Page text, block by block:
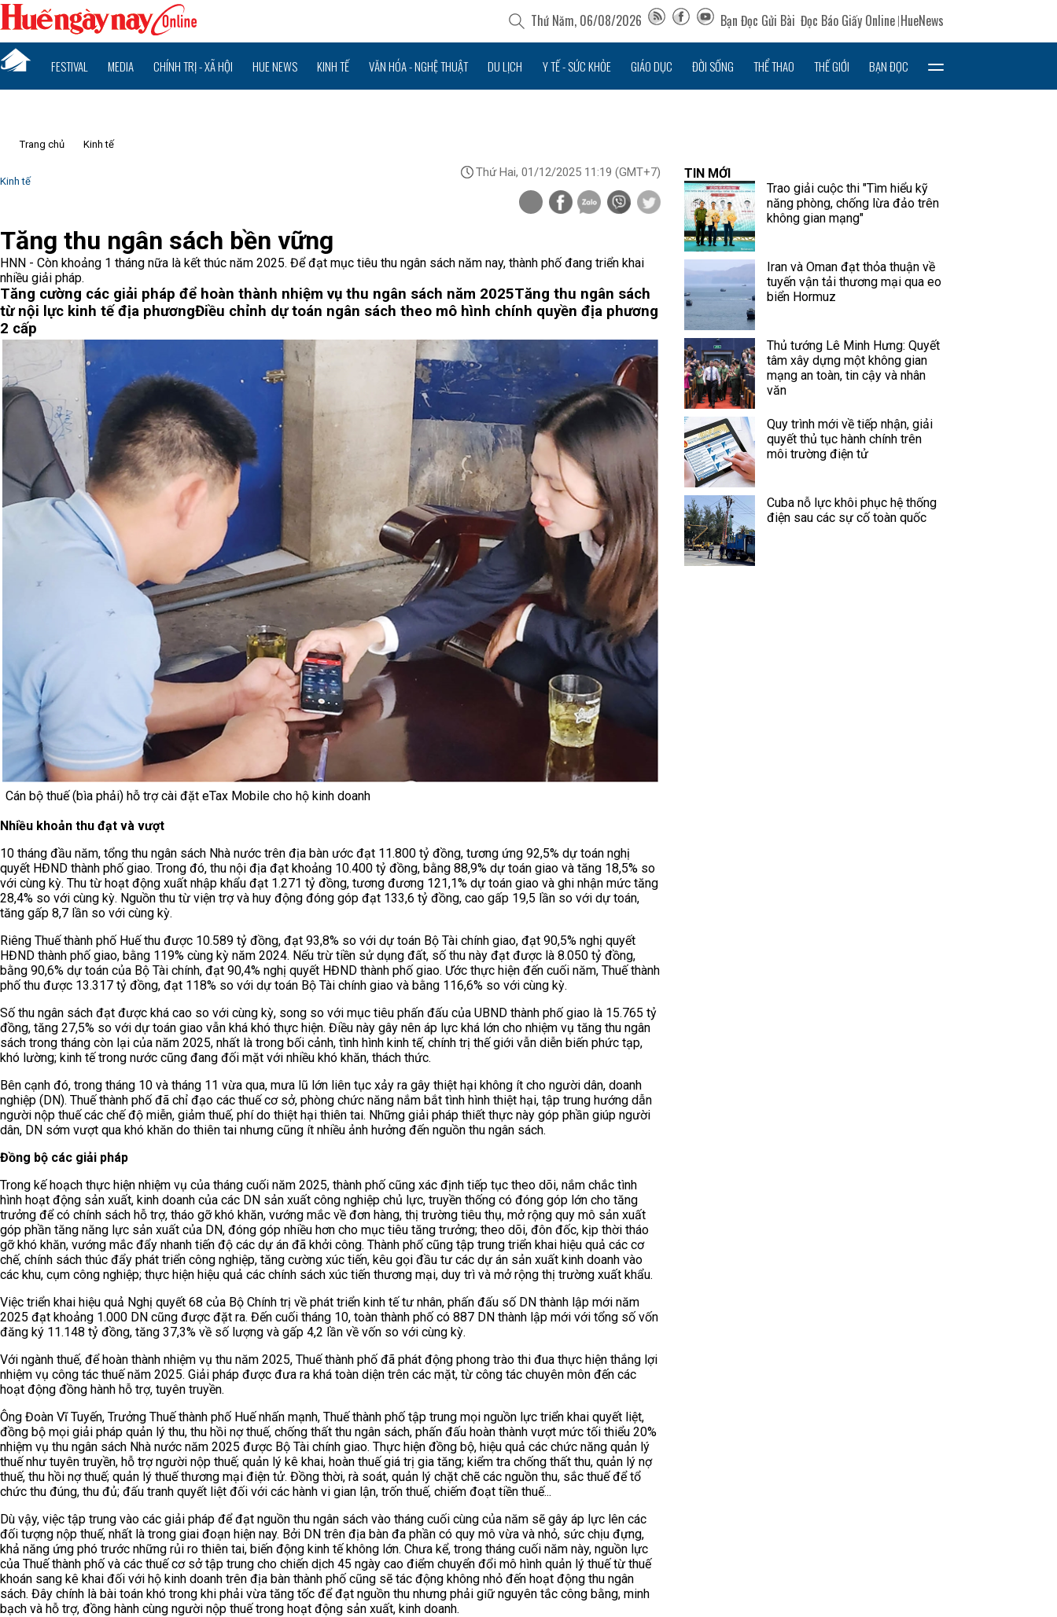
Thứ Năm, 06/08/2026 Bạn Đọc Gửi Bài Đọc Báo Giấy Online HueNews
FESTIVAL MEDIA CHÍNH TRỊ - XÃ HỘI HUE NEWS KINH TẾ VĂN HÓA - NGHỆ THUẬT DU LỊCH Y TẾ - SỨC KHỎE GIÁO DỤC ĐỜI SỐNG THỂ THAO THẾ GIỚI BẠN ĐỌC
Trang chủ Kinh tế
Kinh tế
Thứ Hai, 01/12/2025 11:19 (GMT+7)
Tăng thu ngân sách bền vững
HNN - Còn khoảng 1 tháng nữa là kết thúc năm 2025. Để đạt mục tiêu thu ngân sách năm nay, thành phố đang triển khai
nhiều giải pháp.
Tăng cường các giải pháp để hoàn thành nhiệm vụ thu ngân sách năm 2025Tăng thu ngân sách
từ nội lực kinh tế địa phươngĐiều chỉnh dự toán ngân sách theo mô hình chính quyền địa phương
2 cấp
Cán bộ thuế (bìa phải) hỗ trợ cài đặt eTax Mobile cho hộ kinh doanh
Nhiều khoản thu đạt và vượt
10 tháng đầu năm, tổng thu ngân sách Nhà nước trên địa bàn ước đạt 11.800 tỷ đồng, tương ứng 92,5% dự toán nghị
quyết HĐND thành phố giao. Trong đó, thu nội địa đạt khoảng 10.400 tỷ đồng, bằng 88,9% dự toán giao và tăng 18,5% so
với cùng kỳ. Thu từ hoạt động xuất nhập khẩu đạt 1.271 tỷ đồng, tương đương 121,1% dự toán giao và ghi nhận mức tăng
28,4% so với cùng kỳ. Nguồn thu từ viện trợ và huy động đóng góp đạt 133,6 tỷ đồng, cao gấp 19,5 lần so với dự toán,
tăng gấp 8,7 lần so với cùng kỳ.
Riêng Thuế thành phố Huế thu được 10.589 tỷ đồng, đạt 93,8% so với dự toán Bộ Tài chính giao, đạt 90,5% nghị quyết
HĐND thành phố giao, bằng 119% cùng kỳ năm 2024. Nếu trừ tiền sử dụng đất, số thu này đạt được là 8.050 tỷ đồng,
bằng 90,6% dự toán của Bộ Tài chính, đạt 90,4% nghị quyết HĐND thành phố giao. Ước thực hiện đến cuối năm, Thuế thành
phố thu được 13.317 tỷ đồng, đạt 118% so với dự toán Bộ Tài chính giao và bằng 116,6% so với cùng kỳ.
Số thu ngân sách đạt được khá cao so với cùng kỳ, song so với mục tiêu phấn đấu của UBND thành phố giao là 15.765 tỷ
đồng, tăng 27,5% so với dự toán giao vẫn khá khó thực hiện. Điều này gây nên áp lực khá lớn cho nhiệm vụ tăng thu ngân
sách trong tháng còn lại của năm 2025, nhất là trong bối cảnh, tình hình kinh tế, chính trị thế giới vẫn diễn biến phức tạp,
khó lường; kinh tế trong nước cũng đang đối mặt với nhiều khó khăn, thách thức.
Bên cạnh đó, trong tháng 10 và tháng 11 vừa qua, mưa lũ lớn liên tục xảy ra gây thiệt hại không ít cho người dân, doanh
nghiệp (DN). Thuế thành phố đã chỉ đạo các thuế cơ sở, phòng chức năng nắm bắt tình hình thiệt hại, tập trung hướng dẫn
người nộp thuế các chế độ miễn, giảm thuế, phí do thiệt hại thiên tai. Những giải pháp thiết thực này góp phần giúp người
dân, DN sớm vượt qua khó khăn do thiên tai nhưng cũng ít nhiều ảnh hưởng đến nguồn thu ngân sách.
Đồng bộ các giải pháp
Trong kế hoạch thực hiện nhiệm vụ của tháng cuối năm 2025, thành phố cũng xác định tiếp tục theo dõi, nắm chắc tình
hình hoạt động sản xuất, kinh doanh của các DN sản xuất công nghiệp chủ lực, truyền thống có đóng góp lớn cho tăng
trưởng để có chính sách hỗ trợ, tháo gỡ khó khăn, vướng mắc về đơn hàng, thị trường tiêu thụ, mở rộng quy mô sản xuất
góp phần tăng năng lực sản xuất của DN, đóng góp nhiều hơn cho mục tiêu tăng trưởng; theo dõi, đôn đốc, kịp thời tháo
gỡ khó khăn, vướng mắc đẩy nhanh tiến độ các dự án đã khởi công. Thành phố cũng tập trung triển khai hiệu quả các cơ
chế, chính sách thúc đẩy phát triển công nghiệp, tăng cường xúc tiến, kêu gọi đầu tư các dự án sản xuất kinh doanh vào
các khu, cụm công nghiệp; thực hiện hiệu quả các chính sách xúc tiến thương mại, duy trì và mở rộng thị trường xuất khẩu.
Việc triển khai hiệu quả Nghị quyết 68 của Bộ Chính trị về phát triển kinh tế tư nhân, phấn đấu số DN thành lập mới năm
2025 đạt khoảng 1.000 DN cũng được đặt ra. Đến cuối tháng 10, toàn thành phố có 887 DN thành lập mới với tổng số vốn
đăng ký 11.148 tỷ đồng, tăng 37,3% về số lượng và gấp 4,2 lần về vốn so với cùng kỳ.
Với ngành thuế, để hoàn thành nhiệm vụ thu năm 2025, Thuế thành phố đã phát động phong trào thi đua thực hiện thắng lợi
nhiệm vụ công tác thuế năm 2025. Giải pháp được đưa ra khá toàn diện trên các mặt, từ công tác chuyên môn đến các
hoạt động đồng hành hỗ trợ, tuyên truyền.
Ông Đoàn Vĩ Tuyến, Trưởng Thuế thành phố Huế nhấn mạnh, Thuế thành phố tập trung mọi nguồn lực triển khai quyết liệt,
đồng bộ mọi giải pháp quản lý thu, thu hồi nợ thuế, chống thất thu ngân sách, phấn đấu hoàn thành vượt mức tối thiểu 20%
nhiệm vụ thu ngân sách Nhà nước năm 2025 được Bộ Tài chính giao. Thực hiện đồng bộ, hiệu quả các chức năng quản lý
thuế như tuyên truyền, hỗ trợ người nộp thuế; quản lý kê khai, hoàn thuế giá trị gia tăng; kiểm tra chống thất thu, quản lý nợ
thuế, thu hồi nợ thuế; quản lý thuế thương mại điện tử. Đồng thời, rà soát, quản lý chặt chẽ các nguồn thu, sắc thuế để tổ
chức thu đúng, thu đủ; đấu tranh quyết liệt đối với các hành vi gian lận, trốn thuế, chiếm đoạt tiền thuế...
Dù vậy, việc tập trung vào các giải pháp để đạt nguồn thu ngân sách vào tháng cuối cùng của năm sẽ gây áp lực lên các
đối tượng nộp thuế, nhất là trong giai đoạn hiện nay. Bởi DN trên địa bàn đa phần có quy mô vừa và nhỏ, sức chịu đựng,
khả năng ứng phó trước những rủi ro thiên tai, biến động kinh tế không lớn. Chưa kể, trong tháng cuối năm này, nguồn lực
của Thuế thành phố và các thuế cơ sở tập trung cho chiến dịch 45 ngày cao điểm chuyển đổi mô hình quản lý thuế từ thuế
khoán sang kê khai đối với hộ kinh doanh trên địa bàn thành phố cũng sẽ tác động không nhỏ đến hoạt động thu ngân
sách. Đây chính là bài toán khó trong khi phải vừa tăng tốc để đạt nguồn thu nhưng phải giữ nguyên tắc công bằng, minh
bạch và hỗ trợ, đồng hành cùng người nộp thuế trong hoạt động sản xuất, kinh doanh.
TIN MỚI
Trao giải cuộc thi "Tìm hiểu kỹ
năng phòng, chống lừa đảo trên
không gian mạng"
Iran và Oman đạt thỏa thuận về
tuyến vận tải thương mại qua eo
biển Hormuz
Thủ tướng Lê Minh Hưng: Quyết
tâm xây dựng một không gian
mạng an toàn, tin cậy và nhân
văn
Quy trình mới về tiếp nhận, giải
quyết thủ tục hành chính trên
môi trường điện tử
Cuba nỗ lực khôi phục hệ thống
điện sau các sự cố toàn quốc